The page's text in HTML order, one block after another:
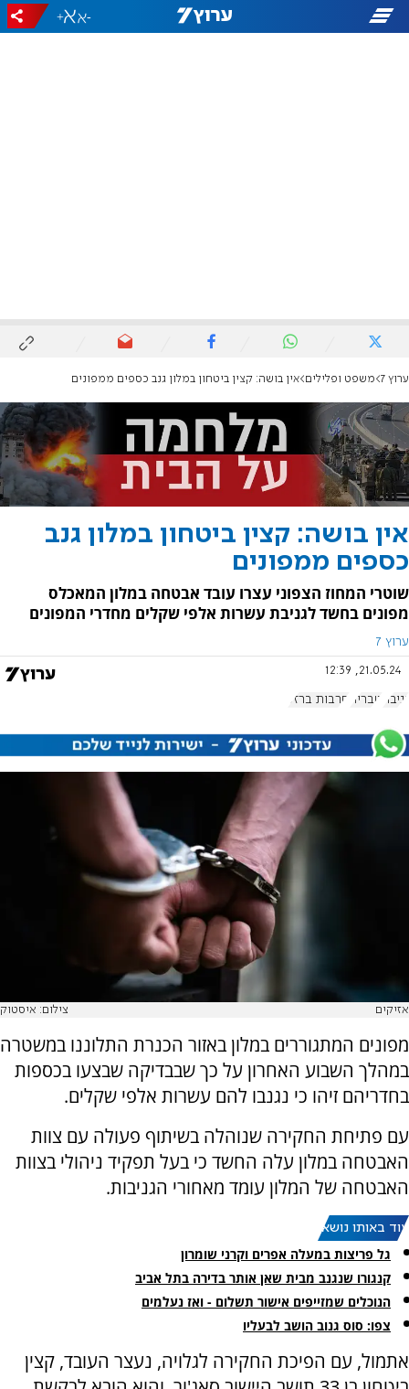
-
+
ערוץ 7 משפט ופלילים אין בושה: קצין ביטחון במלון גנב כספים ממפונים
אין בושה: קצין ביטחון במלון גנב
כספים ממפונים
שוטרי המחוז הצפוני עצרו עובד אבטחה במלון המאכלס
מפונים בחשד לגניבת עשרות אלפי שקלים מחדרי המפונים
ערוץ 7
21.05.24, 12:39
גניבה טבריה חרבות ברזל
אזיקים צילום: איסטוק
מפונים המתגוררים במלון באזור הכנרת התלוננו במשטרה
במהלך השבוע האחרון על כך שבבדיקה שבצעו בכספות
בחדריהם זיהו כי נגנבו להם עשרות אלפי שקלים.
עם פתיחת החקירה שנוהלה בשיתוף פעולה עם צוות
האבטחה במלון עלה החשד כי בעל תפקיד ניהולי בצוות
האבטחה של המלון עומד מאחורי הגניבות.
עוד באותו נושא:
גל פריצות במעלה אפרים וקרני שומרון
קנגורו שנגנב מבית שאן אותר בדירה בתל אביב
הנוכלים שמזייפים אישור תשלום - ואז נעלמים
צפו: סוס גנוב הושב לבעליו
אתמול, עם הפיכת החקירה לגלויה, נעצר העובד, קצין